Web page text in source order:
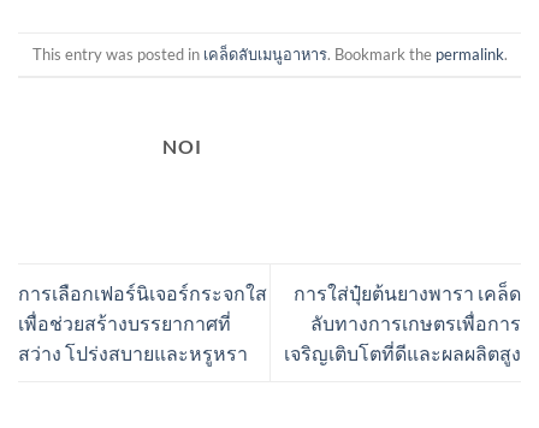
This entry was posted in เคล็ดลับเมนูอาหาร. Bookmark the permalink.
NOI
การเลือกเฟอร์นิเจอร์กระจกใส
เพื่อช่วยสร้างบรรยากาศที่
สว่าง โปร่งสบายและหรูหรา
การใส่ปุ๋ยต้นยางพารา เคล็ด
ลับทางการเกษตรเพื่อการ
เจริญเติบโตที่ดีและผลผลิตสูง